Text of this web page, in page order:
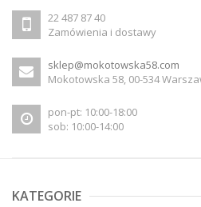
22 487 87 40
Zamówienia i dostawy
sklep@mokotowska58.com
Mokotowska 58, 00-534
pon-pt: 10:00-18:00
sob: 10:00-14:00
KATEGORIE